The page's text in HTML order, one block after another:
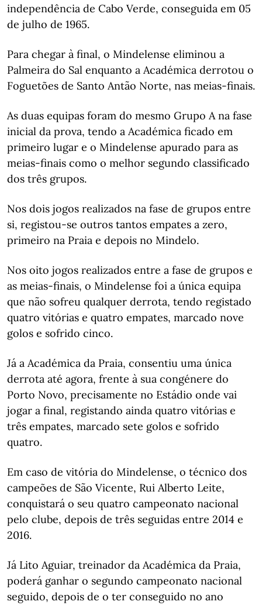
independência de Cabo Verde, conseguida em 05
de julho de 1965.
Para chegar à final, o Mindelense eliminou a
Palmeira do Sal enquanto a Académica derrotou o
Foguetões de Santo Antão Norte, nas meias-finais.
As duas equipas foram do mesmo Grupo A na fase
inicial da prova, tendo a Académica ficado em
primeiro lugar e o Mindelense apurado para as
meias-finais como o melhor segundo classificado
dos três grupos.
Nos dois jogos realizados na fase de grupos entre
si, registou-se outros tantos empates a zero,
primeiro na Praia e depois no Mindelo.
Nos oito jogos realizados entre a fase de grupos e
as meias-finais, o Mindelense foi a única equipa
que não sofreu qualquer derrota, tendo registado
quatro vitórias e quatro empates, marcado nove
golos e sofrido cinco.
Já a Académica da Praia, consentiu uma única
derrota até agora, frente à sua congénere do
Porto Novo, precisamente no Estádio onde vai
jogar a final, registando ainda quatro vitórias e
três empates, marcado sete golos e sofrido
quatro.
Em caso de vitória do Mindelense, o técnico dos
campeões de São Vicente, Rui Alberto Leite,
conquistará o seu quatro campeonato nacional
pelo clube, depois de três seguidas entre 2014 e
2016.
Já Lito Aguiar, treinador da Académica da Praia,
poderá ganhar o segundo campeonato nacional
seguido, depois de o ter conseguido no ano